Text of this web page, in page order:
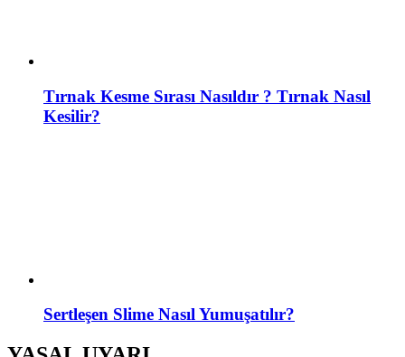
Tırnak Kesme Sırası Nasıldır ? Tırnak Nasıl
Kesilir?
Sertleşen Slime Nasıl Yumuşatılır?